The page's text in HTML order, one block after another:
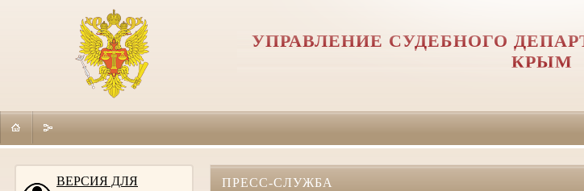
УПРАВЛЕНИЕ СУДЕБНОГО
КРЫМ
ВЕРСИЯ ДЛЯ
ПРЕСС-СЛУЖБА